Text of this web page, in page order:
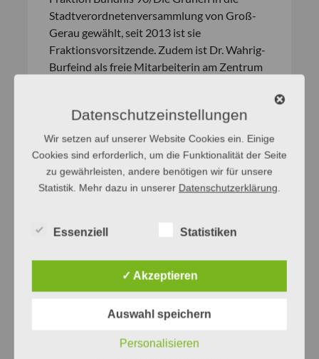
Stadtverordnetenversammlung von Groß-
Gerau gewählt, seit 2013 ist sie
Fraktionsvorsitzende. Zudem ist Dr. Wahrig-
Burfeind als freie Mitarbeiterin am Zentrum
ihren Interessen Musik, Theater und
Literatur.
Nun möchte sich Dr. Renate Wahrig-Burfeind
die Arbeit im Förderkreis der GfdS zur
Aufgabe machen und dort mit Engagement
Vorsitzenden übernehmen.
Datenschutzeinstellungen
Wir setzen auf unserer Website Cookies ein. Einige
Cookies sind erforderlich, um die Funktionalität der Seite
zu gewährleisten, andere benötigen wir für unsere
Statistik. Mehr dazu in unserer Datenschutzerklärung
Essenziell Statistiken
✓ Akzeptieren
Auswahl speichern
Personalisieren